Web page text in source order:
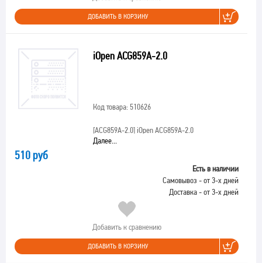
ДОБАВИТЬ В КОРЗИНУ
iOpen ACG859A-2.0
Код товара: 510626
[ACG859A-2.0]iOpen ACG859A-2.0
Далее...
510 руб
Есть в наличии
Самовывоз - от 3-х дней
Доставка - от 3-х дней
Добавить к сравнению
ДОБАВИТЬ В КОРЗИНУ